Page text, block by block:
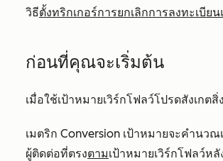
วิธีตั้งทริกเกอร์การยกเลิกการลงทะเบีย
ก่อนที่คุณจะเริ่มต้น
เมื่อใช้เป้าหมายเวิร์กโฟลว์โปรดสังเกต
เมตริก Conversion เป้าหมายจะคำนวณ
ผู้ติดต่อที่ตรงตามเป้าหมายเวิร์กโฟลว์ห